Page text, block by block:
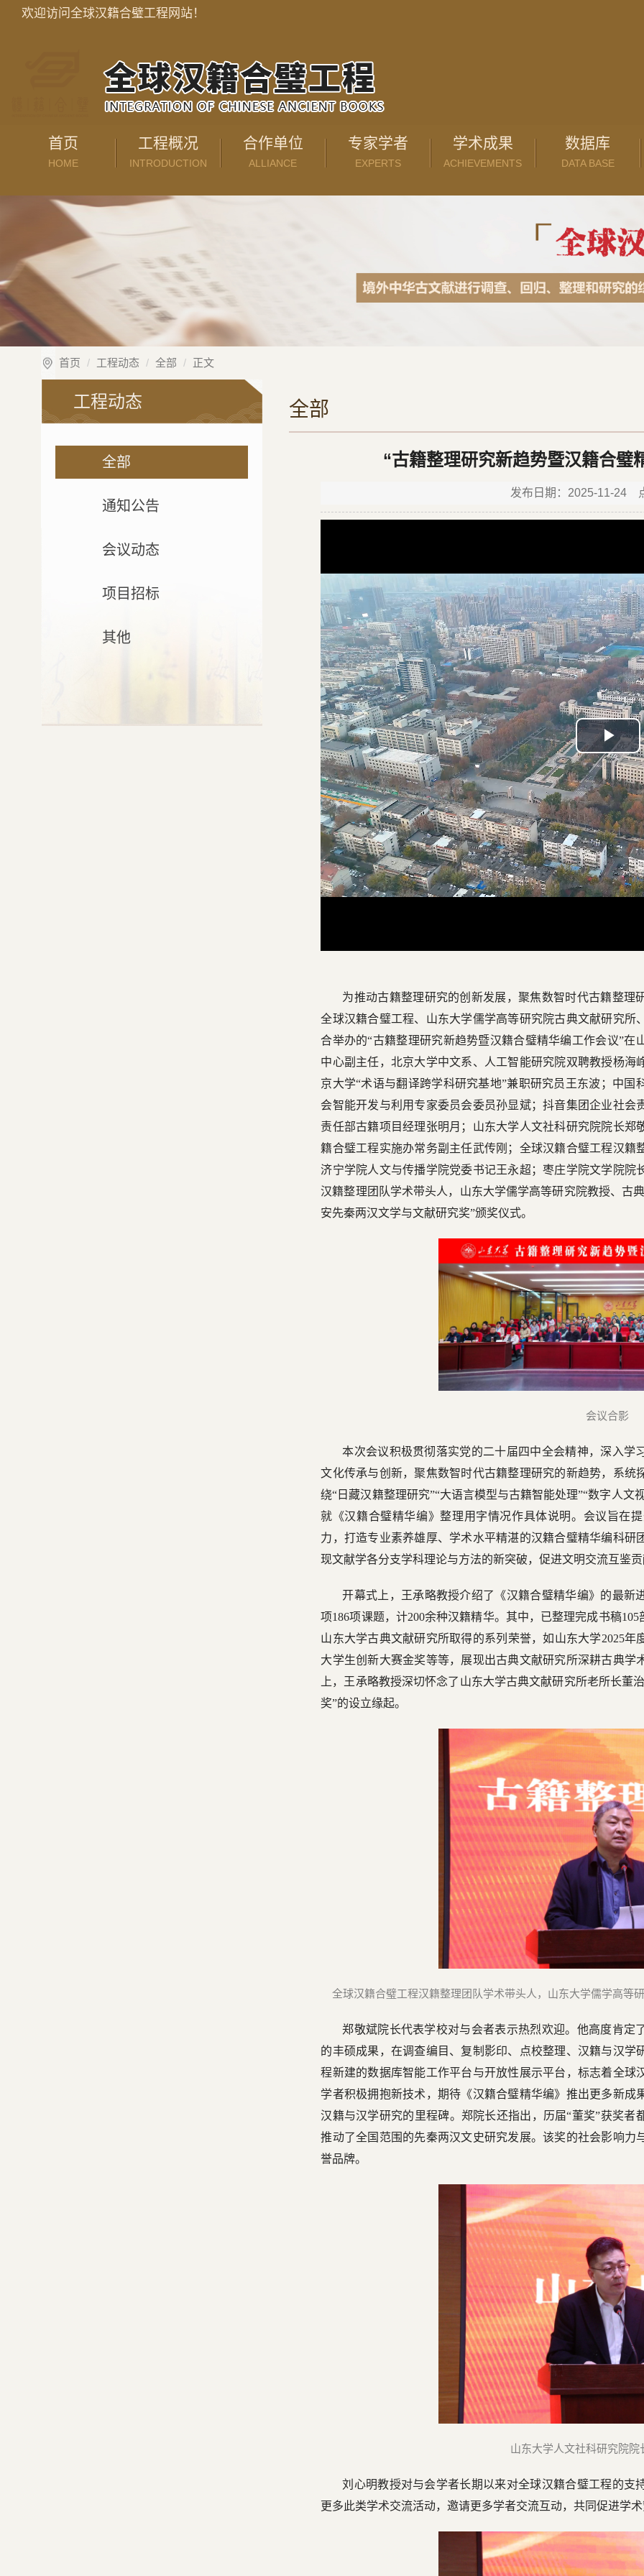
欢迎访问全球汉籍合璧工程网站！
首页
HOME
工程概况
INTRODUCTION
合作单位
ALLIANCE
专家学者
EXPERTS
学术成果
ACHIEVEMENTS
数据库
DATA BASE
首页 工程动态 全部 正文
工程动态
全部
通知公告
会议动态
项目招标
其他
全部
“古籍整理研究新趋势暨汉籍合璧
发布日期：2025-11-24
为推动古籍整理研究的创新发展，聚焦数智时代古籍整理
全球汉籍合璧工程、山东大学儒学高等研究院古典文献研究
合举办的“古籍整理研究新趋势暨汉籍合璧精华编工作会议”
中心副主任，北京大学中文系、人工智能研究院双聘教授杨
京大学“术语与翻译跨学科研究基地”兼职研究员王东波；中
会智能开发与利用专家委员会委员孙显斌；抖音集团企业社
责任部古籍项目经理张明月；山东大学人文社科研究院院长
籍合璧工程实施办常务副主任武传刚；全球汉籍合璧工程汉
济宁学院人文与传播学院党委书记王永超；枣庄学院文学院
汉籍整理团队学术带头人，山东大学儒学高等研究院教授、古
安先秦两汉文学与文献研究奖”颁奖仪式。
会议合影
本次会议积极贯彻落实党的二十届四中全会精神，深入学
文化传承与创新，聚焦数智时代古籍整理研究的新趋势，系
绕“日藏汉籍整理研究”“大语言模型与古籍智能处理”“数字人
就《汉籍合璧精华编》整理用字情况作具体说明。会议旨在
力，打造专业素养雄厚、学术水平精湛的汉籍合璧精华编科
现文献学各分支学科理论与方法的新突破，促进文明交流互鉴
开幕式上，王承略教授介绍了《汉籍合璧精华编》的最新
项186项课题，计200余种汉籍精华。其中，已整理完成书稿
山东大学古典文献研究所取得的系列荣誉，如山东大学2025
大学生创新大赛金奖等等，展现出古典文献研究所深耕古典
上，王承略教授深切怀念了山东大学古典文献研究所老所长董
奖”的设立缘起。
全球汉籍合璧工程汉籍整理团队学术带头人，山东大学儒学高等
郑敬斌院长代表学校对与会者表示热烈欢迎。他高度肯定
的丰硕成果，在调查编目、复制影印、点校整理、汉籍与汉
程新建的数据库智能工作平台与开放性展示平台，标志着全
学者积极拥抱新技术，期待《汉籍合璧精华编》推出更多新
汉籍与汉学研究的里程碑。郑院长还指出，历届“董奖”获奖
推动了全国范围的先秦两汉文史研究发展。该奖的社会影响
誉品牌。
山东大学人文社科研究院院
刘心明教授对与会学者长期以来对全球汉籍合璧工程的支
更多此类学术交流活动，邀请更多学者交流互动，共同促进学